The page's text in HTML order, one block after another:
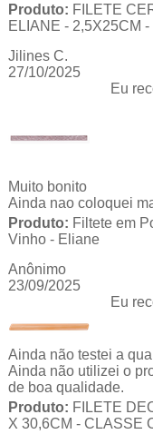
Produto: FILETE
ELIANE - 2,5X25CM -
Jilines C.
27/10/2025
Eu
Muito bonito
Ainda nao coloquei
Produto: Filtete em
Vinho - Eliane
Anônimo
23/09/2025
Eu
Ainda não testei a
Ainda não utilizei o
de boa qualidade.
Produto: FILETE
X 30,6CM - CLASSE